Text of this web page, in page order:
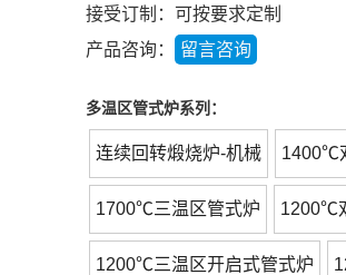
接受订制：可按要求定制
产品咨询：
留言咨询
多温区管式炉系列：
连续回转煅烧炉-机械 1400℃
1700℃三温区管式炉 1200℃
1200℃三温区开启式管式炉